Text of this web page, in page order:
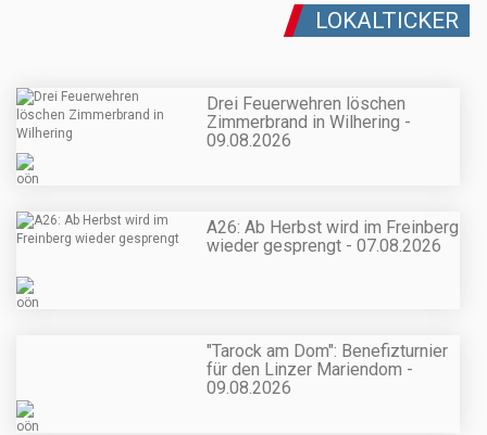
LOKALTICKER
Drei Feuerwehren löschen
Zimmerbrand in Wilhering -
09.08.2026
A26: Ab Herbst wird im Freinberg
wieder gesprengt - 07.08.2026
"Tarock am Dom": Benefizturnier
für den Linzer Mariendom -
09.08.2026